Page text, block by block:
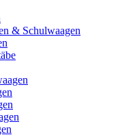
& Schulwaagen